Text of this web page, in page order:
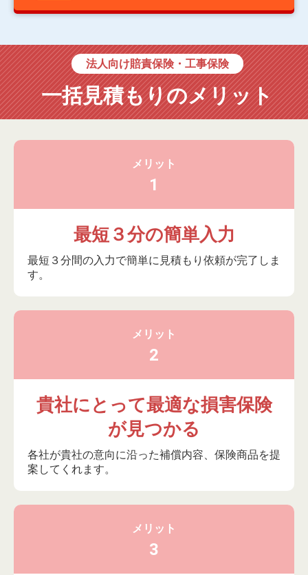
法人向け賠責保険・工事保険
一括見積もりのメリット
メリット
1
最短３分の簡単入力
最短３分間の入力で簡単に見積もり依頼が完了しま
す。
メリット
2
貴社にとって最適な損害保険
が見つかる
各社が貴社の意向に沿った補償内容、保険商品を提
案してくれます。
メリット
3